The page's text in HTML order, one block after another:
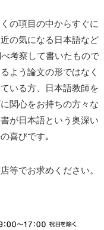
の項目の中からすぐに
の気になる日本語など
考察して書いたもので
よう論文の形ではなく
いる方、日本語教師を
関心をお持ちの方々な
が日本語という奥深い
喜びです｡
等でお求めください。